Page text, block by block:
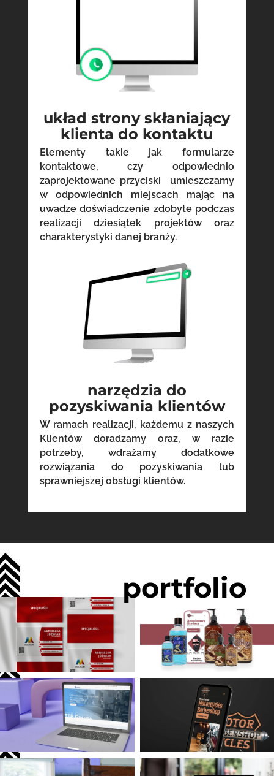
układ strony skłaniający
klienta do kontaktu
Elementy takie jak formularze
kontaktowe, czy odpowiednio
zaprojektowane przyciski umieszczamy
w odpowiednich miejscach mając na
uwadze doświadczenie zdobyte podczas
realizacji dziesiątek projektów oraz
charakterystyki danej branży.
narzędzia do
pozyskiwania klientów
W ramach realizacji, każdemu z naszych
Klientów doradzamy oraz, w razie
potrzeby, wdrażamy dodatkowe
rozwiązania do pozyskiwania lub
sprawniejszej obsługi klientów.
portfolio